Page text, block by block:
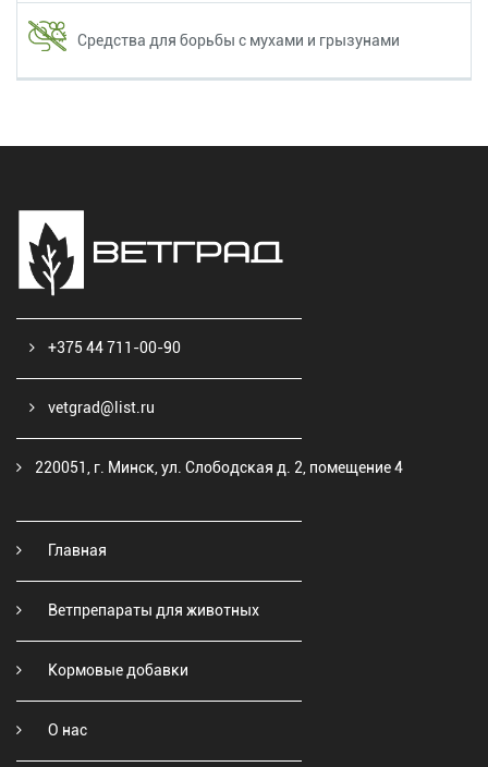
Средства для борьбы с мухами и грызунами
+375 44 711-00-90
vetgrad@list.ru
220051, г. Минск, ул. Слободская д. 2, помещение 4
Главная
Ветпрепараты для животных
Кормовые добавки
О нас